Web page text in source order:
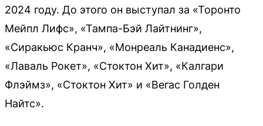
2024 году. До этого он выступал за «Торонто
Мейпл Лифс», «Тампа-Бэй Лайтнинг»,
«Сиракьюс Кранч», «Монреаль Канадиенс»,
«Лаваль Рокет», «Стоктон Хит», «Калгари
Флэймз», «Стоктон Хит» и «Вегас Голден
Найтс».